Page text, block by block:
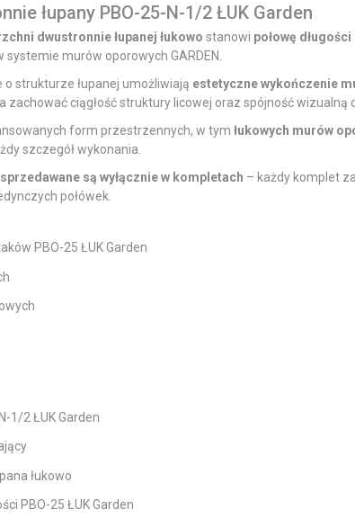
łupany PBO-25-N-1/2 ŁUK Garden
dwustronnie łupanej łukowo stanowi połowę
systemie murów oporowych GARDEN.
strukturze łupanej umożliwiają estetyczne wykończenie
ciągłość struktury licowej oraz spójność wizualną
form przestrzennych, w tym łukowych murów
szczegół wykonania.
są wyłącznie w kompletach – każdy komplet
połówek.
PBO-25 ŁUK Garden
1/2 ŁUK Garden
łukowo
PBO-25 ŁUK Garden